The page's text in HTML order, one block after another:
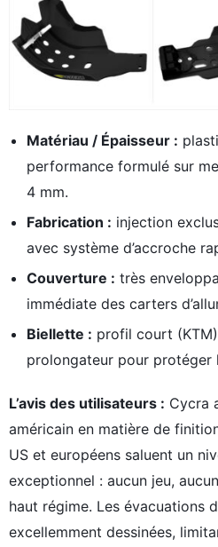
Matériau / Épaisseur :
performance formulé sur
4 mm.
Fabrication : injection
avec système d’accroche
Couverture : très
immédiate des carters
Biellette : profil court
prolongateur pour protéger
L’avis des utilisateurs : Cycra
américain en matière de
US et européens saluent un
exceptionnel : aucun jeu,
haut régime. Les évacuations
excellemment dessinées,